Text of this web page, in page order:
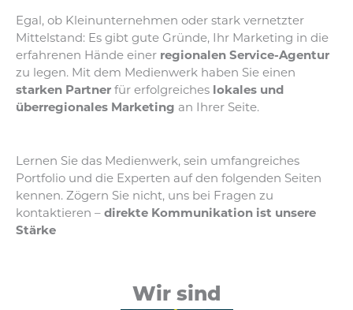
Egal, ob Kleinunternehmen oder stark vernetzter
Mittelstand: Es gibt gute Gründe, Ihr Marketing in die
erfahrenen Hände einer regionalen Service-Agentur
zu legen. Mit dem Medienwerk haben Sie einen
starken Partner für erfolgreiches lokales und
überregionales Marketing an Ihrer Seite.
Lernen Sie das Medienwerk, sein umfangreiches
Portfolio und die Experten auf den folgenden Seiten
kennen. Zögern Sie nicht, uns bei Fragen zu
kontaktieren – direkte Kommunikation ist unsere
Stärke
Wir sind